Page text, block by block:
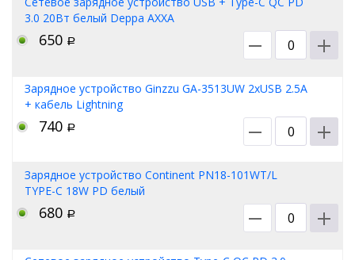
3.0 20Вт белый Deppa АХХА
650 Р
Зарядное устройство Ginzzu GA-3513UW 2xUSB 2.5A
+ кабель Lightning
740 Р
Зарядное устройство Continent PN18-101WT/L
TYPE-С 18W PD белый
680 Р